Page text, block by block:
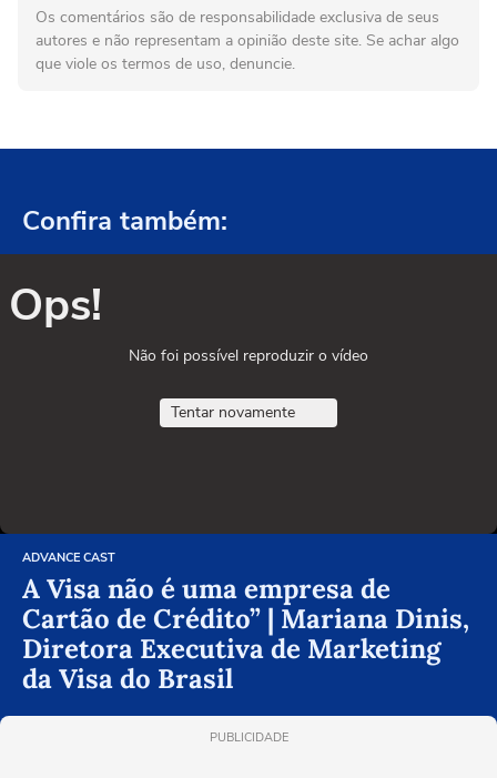
Os comentários são de responsabilidade exclusiva de seus
autores e não representam a opinião deste site. Se achar algo
que viole os termos de uso, denuncie.
Confira também:
Ops!
Não foi possível reproduzir o vídeo
Tentar novamente
ADVANCE CAST
A Visa não é uma empresa de
Cartão de Crédito” | Mariana Dinis,
Diretora Executiva de Marketing
da Visa do Brasil
PUBLICIDADE